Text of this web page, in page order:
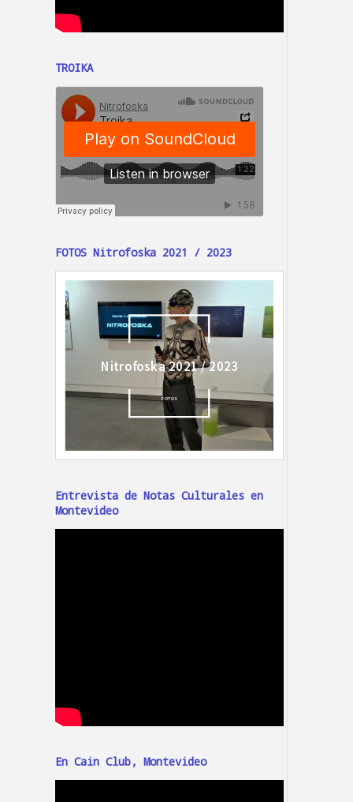
TROIKA
FOTOS Nitrofoska 2021 / 2023
Entrevista de Notas Culturales en
Montevideo
En Cain Club, Montevideo